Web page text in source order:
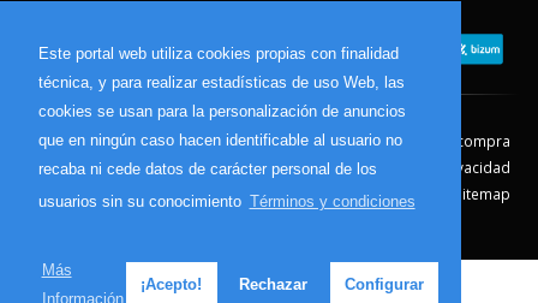
Este portal web utiliza cookies propias con finalidad
técnica, y para realizar estadísticas de uso Web, las
cookies se usan para la personalización de anuncios
que en ningún caso hacen identificable al usuario no
recaba ni cede datos de carácter personal de los
usuarios sin su conocimiento Términos y condiciones
Más
Información
¡Acepto! Rechazar Configurar
Contacto Aviso Legal
Condiciones de compra
Política de envíos
Política de devolución
Política de Privacidad
Política de Cookies
Sitemap